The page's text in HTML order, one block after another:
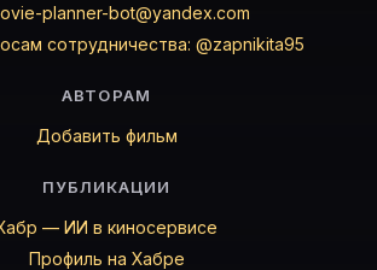
planner-bot@yandex.com
сотрудничества: @zapnikita95
АВТОРАМ
Добавить фильм
ПУБЛИКАЦИИ
— ИИ в киносервисе
Профиль на Хабре